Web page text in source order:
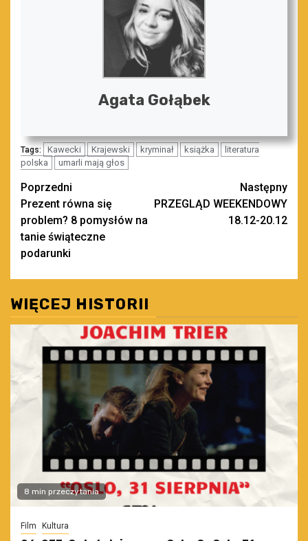
Agata Gołąbek
Tags: Kawecki Krajewski kryminał książka
literatura
polska
umarli mają głos
Zobacz
wpisy
Poprzedni
Prezent równa się
problem? 8 pomysłów na
tanie świąteczne
podarunki
Następny
PRZEGLĄD WEEKENDOWY
18.12-20.12
WIĘCEJ HISTORII
8 min przeczytania
Film Kultura